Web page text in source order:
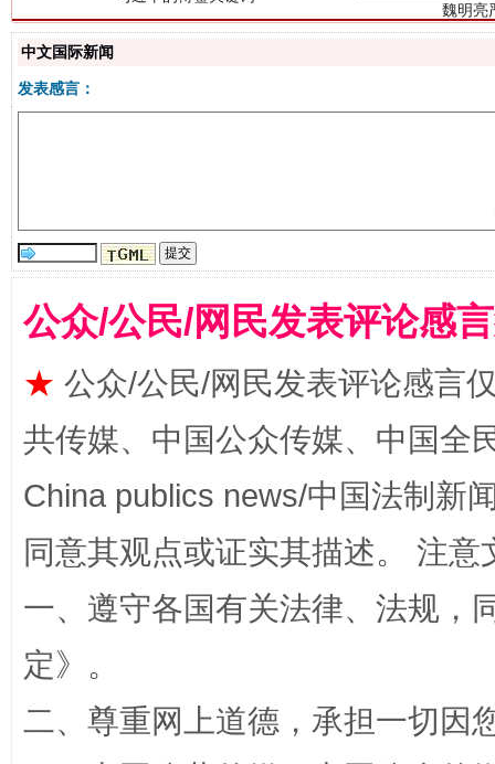
揭批美国五大"原罪" "炒
中文国际新闻
发表感言：
公众/公民/网民发表评论感
★ 公众/公民/网民发表评论感言
共传媒、中国公众传媒、中国全
China publics news/中国法制新
同意其观点或证实其描述。 注
一、遵守各国有关法律、法规，
定》。
二、尊重网上道德，承担一切因